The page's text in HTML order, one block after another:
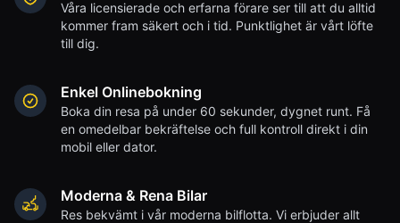
Våra licensierade och erfarna förare ser till att du alltid
kommer fram säkert och i tid. Punktlighet är vårt löfte
till dig.
Enkel Onlinebokning
Boka din resa på under 60 sekunder, dygnet runt. Få
en omedelbar bekräftelse och full kontroll direkt i din
mobil eller dator.
Moderna & Rena Bilar
Res bekvämt i vår moderna bilflotta. Vi erbjuder allt